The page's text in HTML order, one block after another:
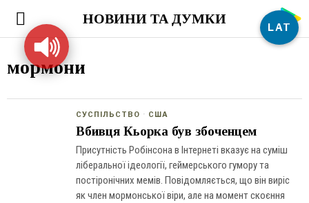
НОВИНИ ТА ДУМКИ
мормони
СУСПІЛЬСТВО · США
Вбивця Кьорка був збоченцем
Присутність Робінсона в Інтернеті вказує на суміш
ліберальної ідеології, геймерського гумору та
постіронічних мемів. Повідомляється, що він виріс
як член мормонської віри, але на момент скоєння
LAT